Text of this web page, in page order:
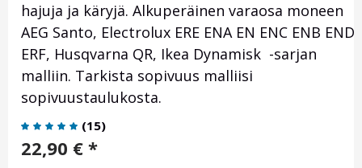
hajuja ja käryjä. Alkuperäinen varaosa moneen
AEG Santo, Electrolux ERE ENA EN ENC ENB END
ERF, Husqvarna QR, Ikea Dynamisk -sarjan
malliin. Tarkista sopivuus malliisi
sopivuustaulukosta.
(15)
22,90 € *